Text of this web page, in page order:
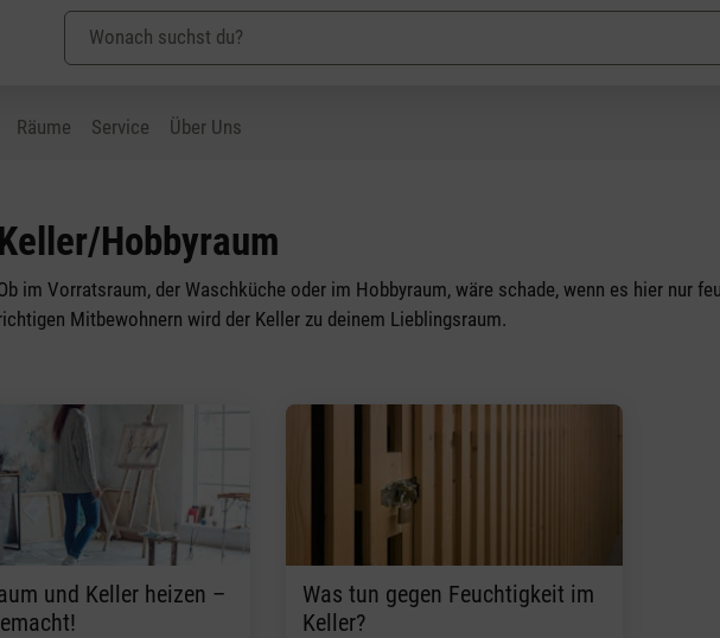
Räume Service Über Uns
Keller/Hobbyraum
im Vorratsraum, der Waschküche oder im Hobbyraum, wäre schade, wenn es hier nur
Mitbewohnern wird der Keller zu deinem Lieblingsraum.
und Keller heizen –
Was tun gegen Feuchtigkeit im
Keller?